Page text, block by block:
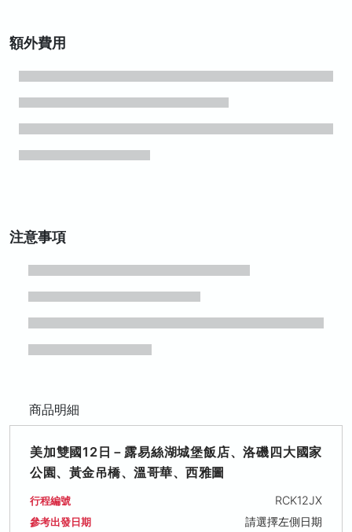
額外費用
注意事項
商品明細
美加雙國12日－露易絲湖城堡飯店、洛磯四大國家
公園、黃金吊橋、溫哥華、西雅圖
行程編號 RCK12JX
參考出發日期 請選擇左側日期